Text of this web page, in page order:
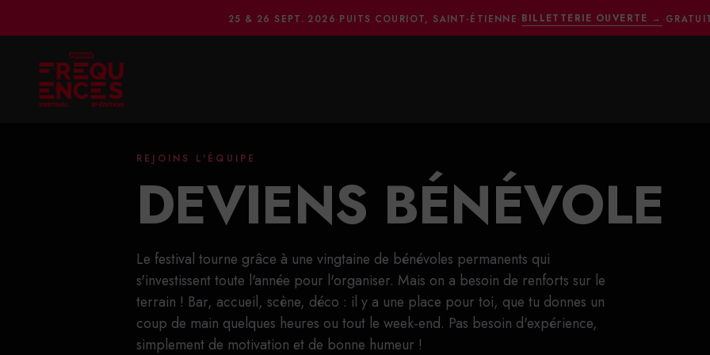
25 & 26 SEPT. 2026·PUITS COURIOT, SAINT-ÉTIENNE· BILLETTERIE OUVERTE → ·
REJOINS L'ÉQUIPE
DEVIENS BÉNÉVOLE
Le festival tourne grâce à une vingtaine de bénévoles permanents qui
s'investissent toute l'année pour l'organiser. Mais on a besoin de renforts sur le
terrain ! Bar, accueil, scène, déco : il y a une place pour toi, que tu donnes un
coup de main quelques heures ou tout le week-end. Pas besoin d'expérience,
simplement de motivation et de bonne humeur !